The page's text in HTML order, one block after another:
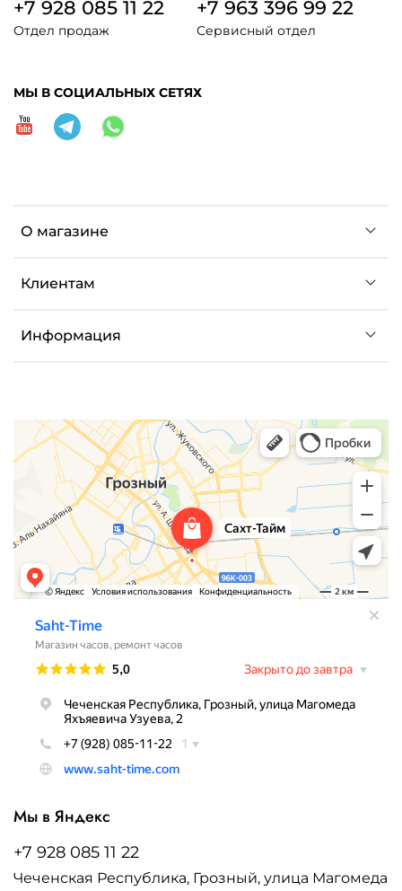
О магазине
Клиентам
Информация
+7 928 085 11 22
Отдел продаж
+7 963 396 99 22
Сервисный отдел
МЫ В СОЦИАЛЬНЫХ СЕТЯХ
Мы в Яндекс
+7 928 085 11 22
Чеченская Республика, Грозный, улица Магомеда